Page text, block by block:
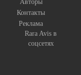
Авторы
Контакты
Реклама
Rara Avis в
соцсетях